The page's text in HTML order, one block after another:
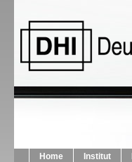
Home Institut